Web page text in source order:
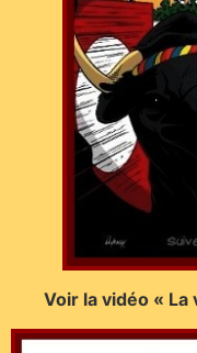
Voir la vidéo « La